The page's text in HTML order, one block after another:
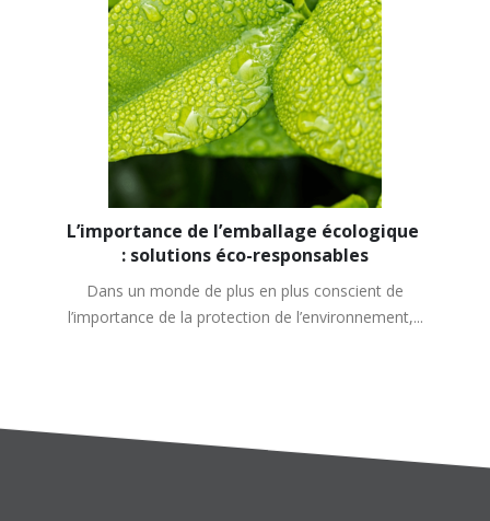
L’importance de l’emballage écologique
: solutions éco-responsables
Dans un monde de plus en plus conscient de
l’importance de la protection de l’environnement,...